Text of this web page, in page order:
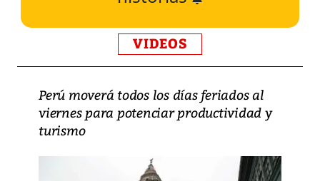
VIDEOS
Perú moverá todos los días feriados al
viernes para potenciar productividad y
turismo